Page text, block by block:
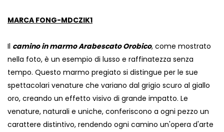
MARCA FONG-MDCZIK1
Il camino in marmo Arabescato Orobico, come mostrato
nella foto, è un esempio di lusso e raffinatezza senza
tempo. Questo marmo pregiato si distingue per le sue
spettacolari venature che variano dal grigio scuro al giallo
oro, creando un effetto visivo di grande impatto. Le
venature, naturali e uniche, conferiscono a ogni pezzo un
carattere distintivo, rendendo ogni camino un'opera d'arte